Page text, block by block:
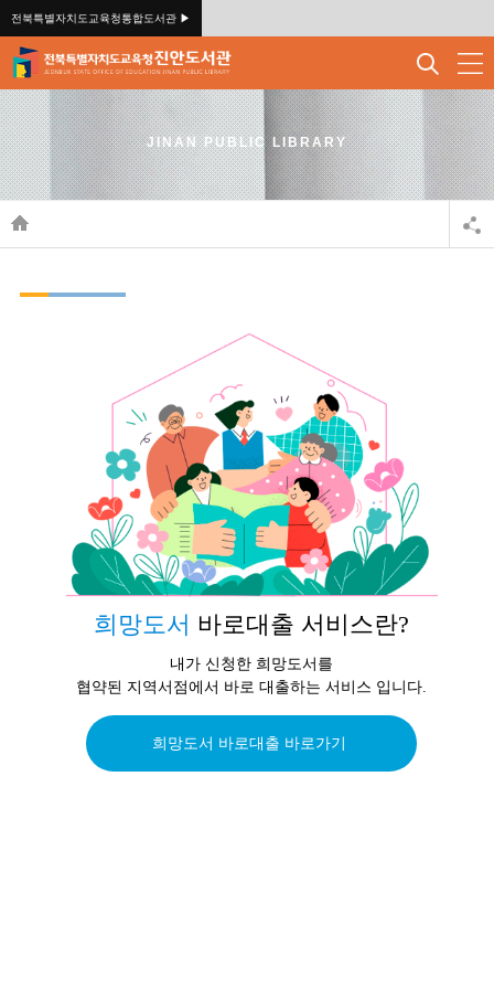
전북특별자치도교육청통합도서관 ▶
JINAN PUBLIC LIBRARY
희망도서 바로대출 서비스란?
내가 신청한 희망도서를
협약된 지역서점에서 바로 대출하는 서비스 입니다.
희망도서 바로대출 바로가기